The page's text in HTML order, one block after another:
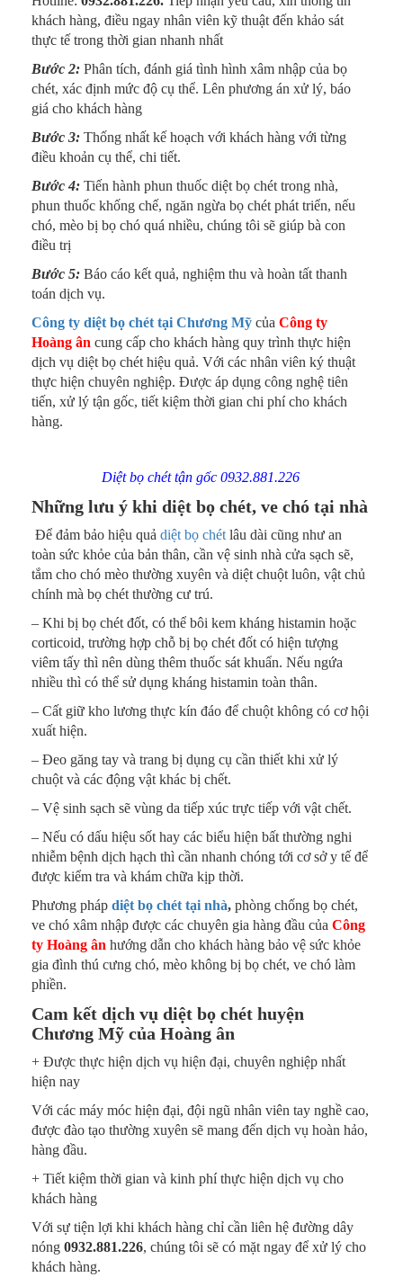
khách hàng, điều ngay nhân viên kỹ thuật đến khảo sát
thực tế trong thời gian nhanh nhất
Bước 2: Phân tích, đánh giá tình hình xâm nhập của bọ
chét, xác định mức độ cụ thể. Lên phương án xử lý, báo
giá cho khách hàng
Bước 3: Thống nhất kế hoạch với khách hàng với từng
điều khoản cụ thể, chi tiết.
Bước 4: Tiến hành phun thuốc diệt bọ chét trong nhà,
phun thuốc khống chế, ngăn ngừa bọ chét phát triển, nếu
chó, mèo bị bọ chó quá nhiều, chúng tôi sẽ giúp bà con
điều trị
Bước 5: Báo cáo kết quả, nghiệm thu và hoàn tất thanh
toán dịch vụ.
Công ty diệt bọ chét tại Chương Mỹ của Công ty
Hoàng ân cung cấp cho khách hàng quy trình thực hiện
dịch vụ diệt bọ chét hiệu quả. Với các nhân viên ký thuật
thực hiện chuyên nghiệp. Được áp dụng công nghệ tiên
tiến, xử lý tận gốc, tiết kiệm thời gian chi phí cho khách
hàng.
Diệt bọ chét tận gốc 0932.881.226
Những lưu ý khi diệt bọ chét, ve chó tại nhà
Để đảm bảo hiệu quả diệt bọ chét lâu dài cũng như an
toàn sức khỏe của bản thân, cần vệ sinh nhà cửa sạch sẽ,
tắm cho chó mèo thường xuyên và diệt chuột luôn, vật chủ
chính mà bọ chét thường cư trú.
– Khi bị bọ chét đốt, có thể bôi kem kháng histamin hoặc
corticoid, trường hợp chỗ bị bọ chét đốt có hiện tượng
viêm tấy thì nên dùng thêm thuốc sát khuẩn. Nếu ngứa
nhiều thì có thể sử dụng kháng histamin toàn thân.
– Cất giữ kho lương thực kín đáo để chuột không có cơ hội
xuất hiện.
– Đeo găng tay và trang bị dụng cụ cần thiết khi xử lý
chuột và các động vật khác bị chết.
– Vệ sinh sạch sẽ vùng da tiếp xúc trực tiếp với vật chết.
– Nếu có dấu hiệu sốt hay các biểu hiện bất thường nghi
nhiễm bệnh dịch hạch thì cần nhanh chóng tới cơ sở y tế để
được kiểm tra và khám chữa kịp thời.
Phương pháp diệt bọ chét tại nhà, phòng chống bọ chét,
ve chó xâm nhập được các chuyên gia hàng đầu của Công
ty Hoàng ân hướng dẫn cho khách hàng bảo vệ sức khỏe
gia đình thú cưng chó, mèo không bị bọ chét, ve chó làm
phiền.
Cam kết dịch vụ diệt bọ chét huyện
Chương Mỹ của Hoàng ân
+ Được thực hiện dịch vụ hiện đại, chuyên nghiệp nhất
hiện nay
Với các máy móc hiện đại, đội ngũ nhân viên tay nghề cao,
được đào tạo thường xuyên sẽ mang đến dịch vụ hoàn hảo,
hàng đầu.
+ Tiết kiệm thời gian và kinh phí thực hiện dịch vụ cho
khách hàng
Với sự tiện lợi khi khách hàng chỉ cần liên hệ đường dây
nóng 0932.881.226, chúng tôi sẽ có mặt ngay để xử lý cho
khách hàng.